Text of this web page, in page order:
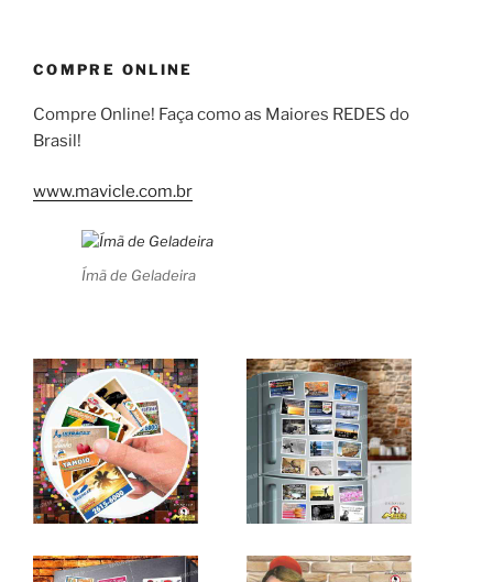
COMPRE ONLINE
Compre Online! Faça como as Maiores REDES do
Brasil!
www.mavicle.com.br
Ímã de Geladeira